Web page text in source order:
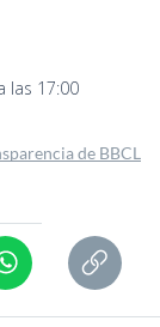
las 17:00
de BBCL